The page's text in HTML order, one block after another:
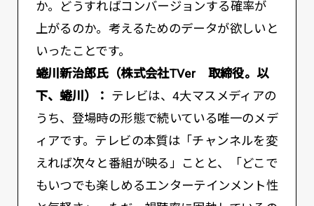
か。どうすればコンバージョンする確率が
上がるのか。考えるためのデータが欲しいと
いったことです。
蜷川新治郎氏（株式会社TVer 取締役。以
下、蜷川）： テレビは、4大マスメディアの
うち、登場時の形態で続いている唯一のメデ
ィアです。テレビの本質は「チャンネルを変
えれば次々と番組が映る」ことと、「どこで
もいつでも楽しめるエンターテインメント性